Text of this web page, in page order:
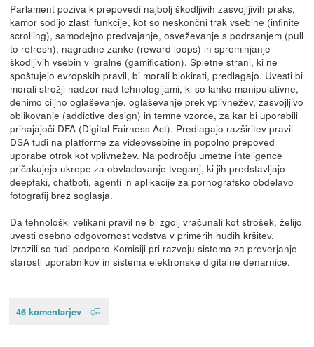
Parlament poziva k prepovedi najbolj škodljivih zasvojljivih praks,
kamor sodijo zlasti funkcije, kot so neskončni trak vsebine (infinite
scrolling), samodejno predvajanje, osveževanje s podrsanjem (pull
to refresh), nagradne zanke (reward loops) in spreminjanje
škodljivih vsebin v igralne (gamification). Spletne strani, ki ne
spoštujejo evropskih pravil, bi morali blokirati, predlagajo. Uvesti bi
morali strožji nadzor nad tehnologijami, ki so lahko manipulativne,
denimo ciljno oglaševanje, oglaševanje prek vplivnežev, zasvojljivo
oblikovanje (addictive design) in temne vzorce, za kar bi uporabili
prihajajoči DFA (Digital Fairness Act). Predlagajo razširitev pravil
DSA tudi na platforme za videovsebine in popolno prepoved
uporabe otrok kot vplivnežev. Na področju umetne inteligence
pričakujejo ukrepe za obvladovanje tveganj, ki jih predstavljajo
deepfaki, chatboti, agenti in aplikacije za pornografsko obdelavo
fotografij brez soglasja.
Da tehnološki velikani pravil ne bi zgolj vračunali kot strošek, želijo
uvesti osebno odgovornost vodstva v primerih hudih kršitev.
Izrazili so tudi podporo Komisiji pri razvoju sistema za preverjanje
starosti uporabnikov in sistema elektronske digitalne denarnice.
46 komentarjev